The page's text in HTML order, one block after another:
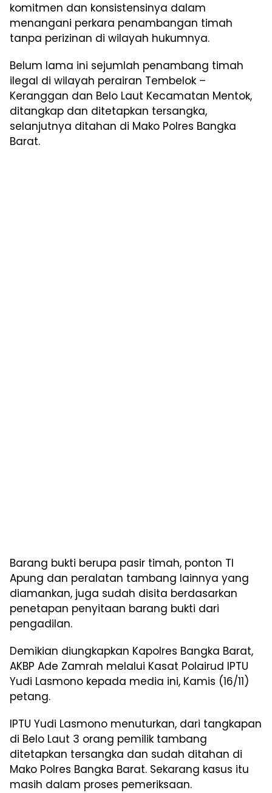
komitmen dan konsistensinya dalam
menangani perkara penambangan timah
tanpa perizinan di wilayah hukumnya.
Belum lama ini sejumlah penambang timah
ilegal di wilayah perairan Tembelok –
Keranggan dan Belo Laut Kecamatan Mentok,
ditangkap dan ditetapkan tersangka,
selanjutnya ditahan di Mako Polres Bangka
Barat.
Barang bukti berupa pasir timah, ponton TI
Apung dan peralatan tambang lainnya yang
diamankan, juga sudah disita berdasarkan
penetapan penyitaan barang bukti dari
pengadilan.
Demikian diungkapkan Kapolres Bangka Barat,
AKBP Ade Zamrah melalui Kasat Polairud IPTU
Yudi Lasmono kepada media ini, Kamis (16/11)
petang.
IPTU Yudi Lasmono menuturkan, dari tangkapan
di Belo Laut 3 orang pemilik tambang
ditetapkan tersangka dan sudah ditahan di
Mako Polres Bangka Barat. Sekarang kasus itu
masih dalam proses pemeriksaan.